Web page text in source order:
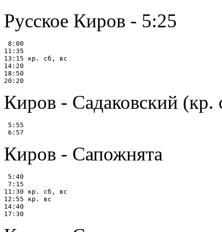
Русское Киров - 5:25
8:00
11:35
13:15 кр. сб, вс
14:20
18:50
Киров - Садаковский (кр.
5:55
Киров - Сапожнята
5:40
7:15
11:30 кр. сб, вс
12:55 кр. вс
14:40